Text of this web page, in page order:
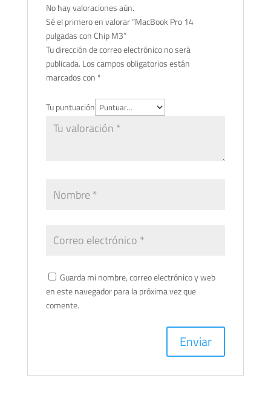
No hay valoraciones aún.
Sé el primero en valorar “MacBook Pro 14
pulgadas con Chip M3”
Tu dirección de correo electrónico no será
publicada. Los campos obligatorios están
marcados con *
Tu puntuación
Guarda mi nombre, correo electrónico y web
en este navegador para la próxima vez que
comente.